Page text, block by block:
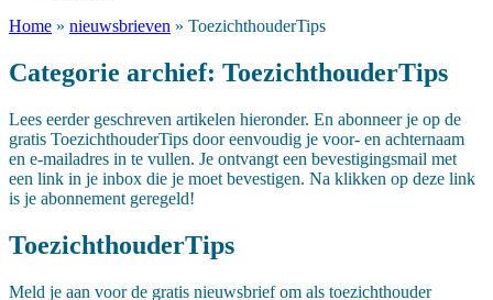
Home » nieuwsbrieven » ToezichthouderTips
Categorie archief: ToezichthouderTips
Lees eerder geschreven artikelen hieronder. En abonneer je op de
gratis ToezichthouderTips door eenvoudig je voor- en achternaam
en e-mailadres in te vullen. Je ontvangt een bevestigingsmail met
een link in je inbox die je moet bevestigen. Na klikken op deze link
is je abonnement geregeld!
ToezichthouderTips
Meld je aan voor de gratis nieuwsbrief om als toezichthouder